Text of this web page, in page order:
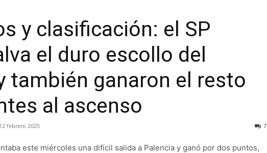
y clasificación: el SP
el duro escollo del
también ganaron el resto
al ascenso
12 febrero 2025 7
este miércoles una difícil salida a Palencia y ganó por dos puntos,